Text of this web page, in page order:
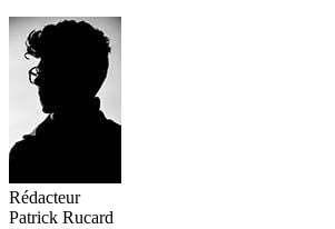
Rédacteur
Patrick Rucard